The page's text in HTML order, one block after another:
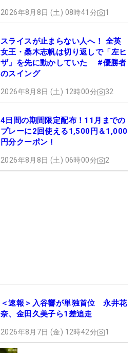
2026年8月8日 (土) 08時41分 1
スライスが止まらない人へ！ 全英
女王・桑木志帆は切り返しで「左ヒ
ザ」を先に動かしていた #優勝者
のスイング
2026年8月8日 (土) 12時00分 32
4日間の期間限定配布！11月までの
プレーに2回使える1,500円＆1,000
円分クーポン！
2026年8月8日 (土) 06時00分 2
＜速報＞入谷響が単独首位 永井花
奈、金田久美子ら1差追走
2026年8月7日 (金) 12時42分 1